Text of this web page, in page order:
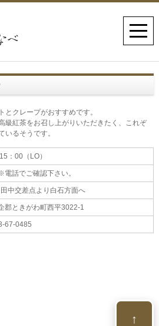
とクレープがおすすめです。
級紅茶をお召し上がりいただきたく、これぞ
いるそうです。
：00（LO）
話でご確認下さい。
中交差点より白石方面へ
郡ときがわ町西平3022-1
67-0485
↑